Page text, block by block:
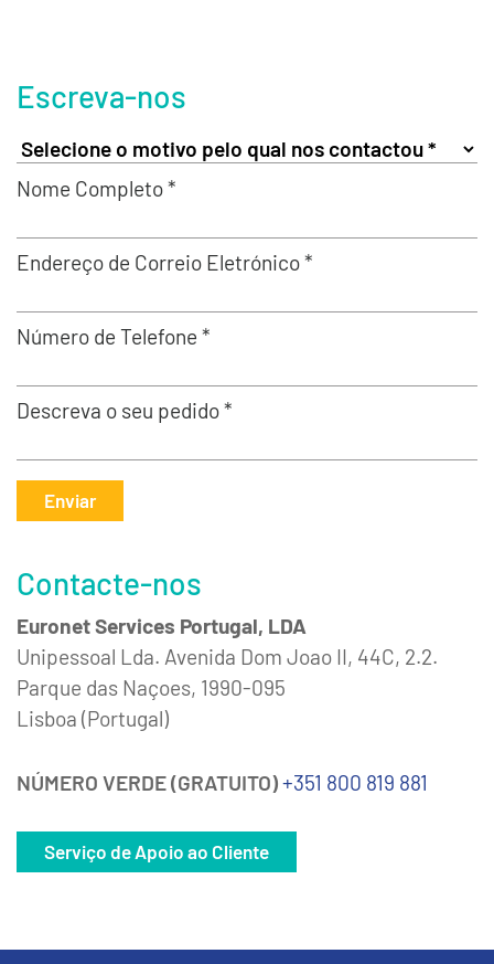
Escreva-nos
Nome Completo *
Endereço de Correio Eletrónico *
Número de Telefone *
Descreva o seu pedido *
Enviar
Contacte-nos
Euronet Services Portugal, LDA
Unipessoal Lda. Avenida Dom Joao II, 44C, 2.2.
Parque das Naçoes, 1990-095
Lisboa (Portugal)
NÚMERO VERDE (GRATUITO)+351 800 819 881
Serviço de Apoio ao Cliente